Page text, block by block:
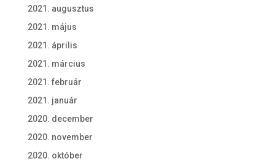
2021. augusztus
2021. május
2021. április
2021. március
2021. február
2021. január
2020. december
2020. november
2020. október